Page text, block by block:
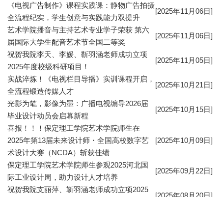
《电视广告制作》课程实践课：静物广告拍摄
全流程纪实，学生创意与实践能力双提升
[2025年11月06日]
艺术学院播音与主持艺术专业学子荣获 第六
届国际大学生配音艺术节全国二等奖
[2025年11月06日]
祝贺我院李天、李媛、靳羽涵老师成功立项
2025年度校级科研项目！
[2025年11月05日]
实战淬炼！《电视栏目导播》实训课程开启，
全流程锻造传媒人才
[2025年10月21日]
光影为笔，影像为墨：广播电视编导2026届
毕业设计动员会启幕新程
[2025年10月15日]
喜报！！！保定理工学院艺术学院师生在
2025年第13届未来设计师・全国高校数字艺
术设计大赛（NCDA）斩获佳绩
[2025年10月09日]
保定理工学院艺术学院师生参观2025河北国
际工业设计周，助力设计人才培养
[2025年09月22日]
祝贺我院支丽萍、靳羽涵老师成功立项2025
[2025年08月20日]